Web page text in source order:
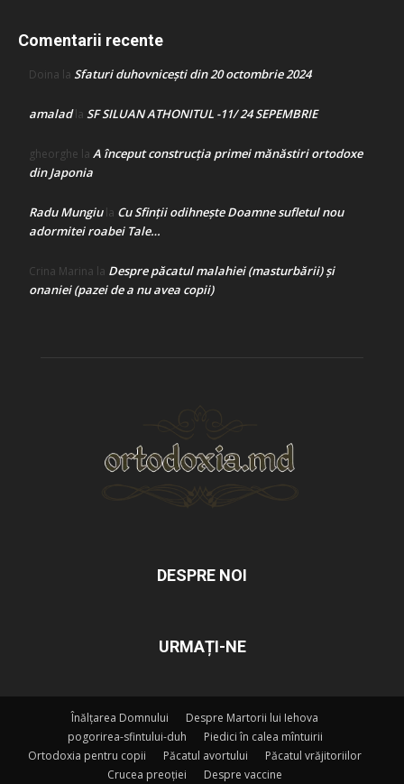
Comentarii recente
Doina la Sfaturi duhovnicești din 20 octombrie 2024
amaladla SF SILUAN ATHONITUL -11/ 24 SEPEMBRIE
gheorghe la A început construcţia primei mănăstiri ortodoxe
din Japonia
Radu Mungiula Cu Sfinții odihnește Doamne sufletul nou
adormitei roabei Tale…
Crina Marina la Despre păcatul malahiei (masturbării) şi
onaniei (pazei de a nu avea copii)
DESPRE NOI
URMAȚI-NE
Înălțarea Domnului
Despre Martorii lui Iehova
pogorirea-sfintului-duh
Piedici în calea mîntuirii
Ortodoxia pentru copii
Păcatul avortului
Păcatul vrăjitoriilor
Crucea preoției
Despre vaccine